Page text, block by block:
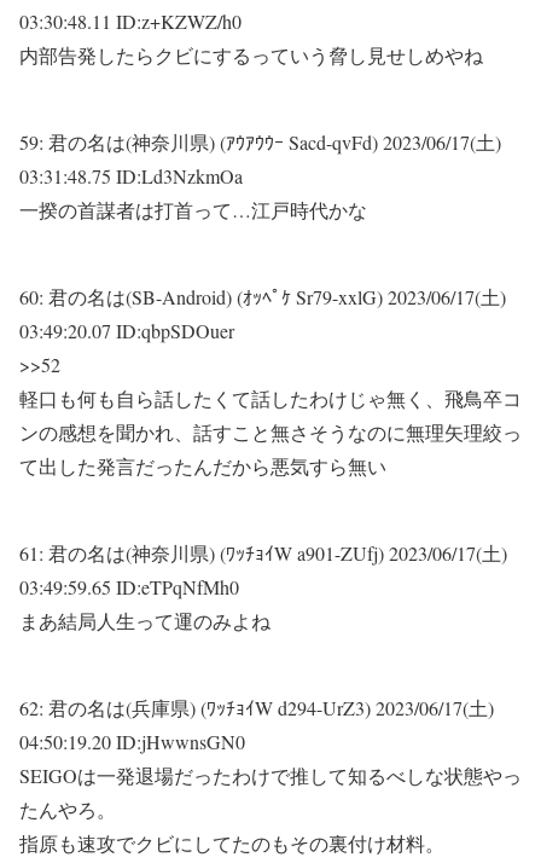
03:30:48.11 ID:z+KZWZ/h0
内部告発したらクビにするっていう脅し見せしめやね
59: 君の名は(神奈川県) (ｱｳｱｳｳｰ Sacd-qvFd)2023/06/17(土)
03:31:48.75 ID:Ld3NzkmOa
一揆の首謀者は打首って…江戸時代かな
60: 君の名は(SB-Android) (ｵｯﾍﾟｹ Sr79-xxlG)2023/06/17(土)
03:49:20.07 ID:qbpSDOuer
>>52
軽口も何も自ら話したくて話したわけじゃ無く、飛鳥卒コ
ンの感想を聞かれ、話すこと無さそうなのに無理矢理絞っ
て出した発言だったんだから悪気すら無い
61: 君の名は(神奈川県) (ﾜｯﾁｮｲW a901-ZUfj)2023/06/17(土)
03:49:59.65 ID:eTPqNfMh0
まあ結局人生って運のみよね
62: 君の名は(兵庫県) (ﾜｯﾁｮｲW d294-UrZ3)2023/06/17(土)
04:50:19.20 ID:jHwwnsGN0
SEIGOは一発退場だったわけで推して知るべしな状態やっ
たんやろ。
指原も速攻でクビにしてたのもその裏付け材料。